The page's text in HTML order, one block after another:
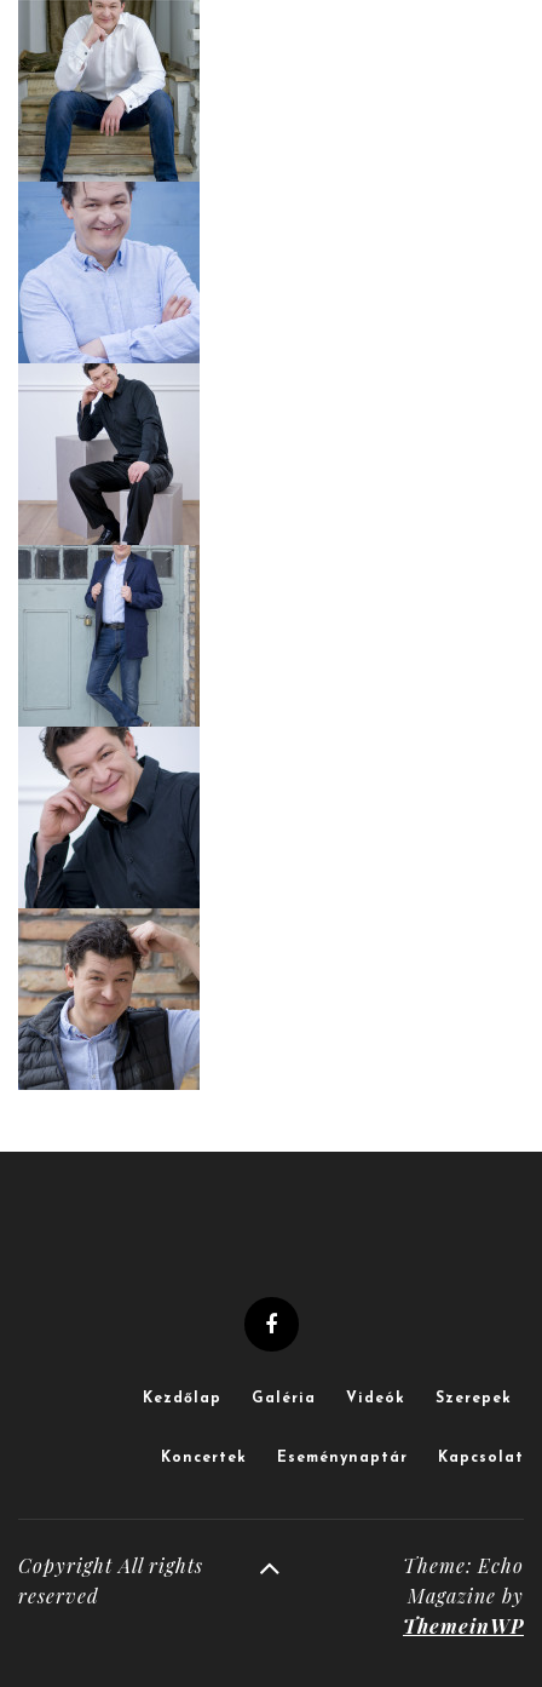
Kezdőlap Galéria Videók Szerepek
Koncertek Eseménynaptár Kapcsolat
Copyright All rights
reserved
Theme: Echo
Magazine by
ThemeinWP